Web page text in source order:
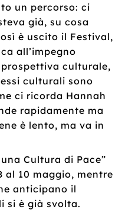
un percorso: ci
già, su cosa
è uscito il Festival,
all’impegno
culturale,
culturali sono
ci ricorda Hannah
rapidamente ma
è lento, ma va in
Cultura di Pace”
al 10 maggio, mentre
anticipano il
si è già svolta.